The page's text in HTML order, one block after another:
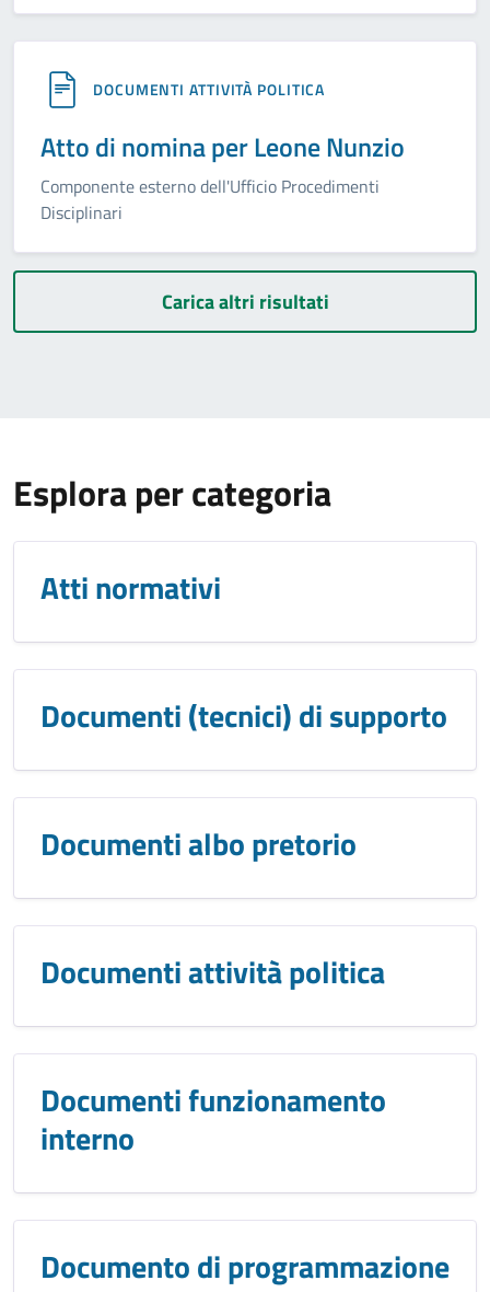
DOCUMENTI ATTIVITÀ POLITICA
Atto di nomina per Leone Nunzio
Componente esterno dell'Ufficio Procedimenti
Disciplinari
Carica altri risultati
Esplora per categoria
Atti normativi
Documenti (tecnici) di supporto
Documenti albo pretorio
Documenti attività politica
Documenti funzionamento
interno
Documento di programmazione